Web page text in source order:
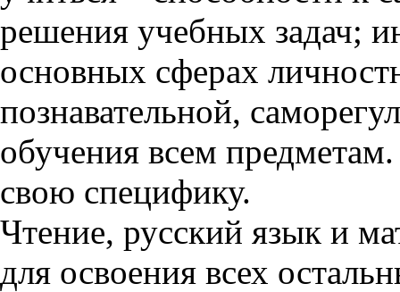
решения учебных задач;
основных сферах
познавательной,
обучения всем
свою специфику.
Чтение, русский язык и
для освоения всех